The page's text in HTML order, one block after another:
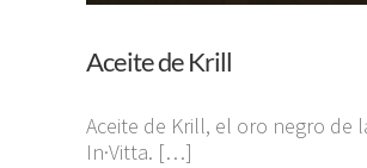
Aceite de Krill
Aceite de Krill, el oro negro de
In·Vitta. […]